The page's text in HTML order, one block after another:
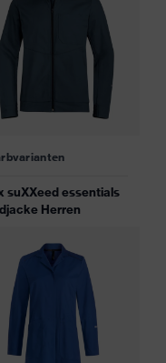
suXXeed essentials
Herren